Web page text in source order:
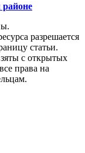
разрешается
статьи.
с открытых
права на